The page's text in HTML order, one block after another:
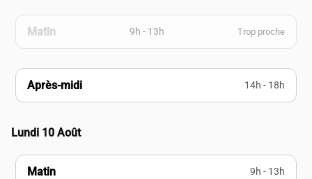
Matin 9h - 13h Trop proche
Après-midi 14h - 18h
Lundi 10 Août
Matin 9h - 13h